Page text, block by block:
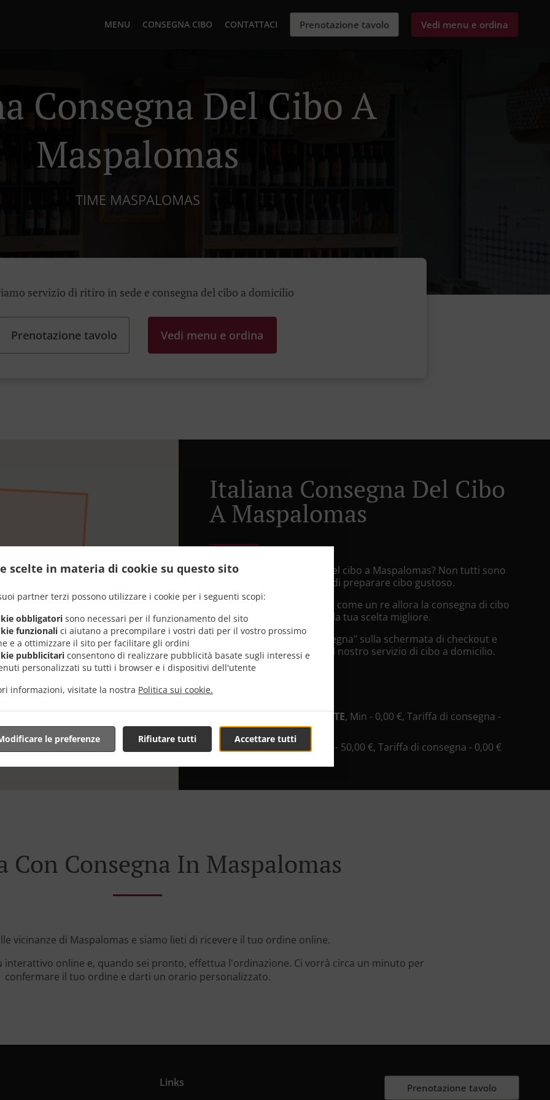
scelte in materia di cookie su questo sito
partner terzi possono utilizzare i cookie per i seguenti scopi:
obbligatori sono necessari per il funzionamento del sito
funzionali ci aiutano a precompilare i vostri dati per il vostro prossimo
e a ottimizzare il sito per facilitare gli ordini
pubblicitari consentono di realizzare pubblicità basate sugli interessi e
personalizzati su tutti i browser e i dispositivi dell'utente
informazioni, visitate la nostra Politica sui cookie.
Accettare tutti
Rifiutare tutti
le preferenze
MENU CONSEGNA CIBO CONTATTACI Prenotazione tavolo Vedi menu e ordina
Consegna Del Cibo A
Maspalomas
TIME MASPALOMAS
servizio di ritiro in sede e consegna del cibo a domicilio
Prenotazione tavolo Vedi menu e ordina
Italiana Consegna Del Cibo
A Maspalomas
Cerchi Italiana Consegna del cibo a Maspalomas? Non tutti sono
in grado o hanno il tempo di preparare cibo gustoso.
Quando vuoi venire servito come un re allora la consegna di cibo
da Time Maspalomas sarà la tua scelta migliore.
Ti basta selezionare "Consegna" sulla schermata di checkout e
speriamo che apprezzerà il nostro servizio di cibo a domicilio.
Tariffa di consegna
DELIVERY RESTAURANTE, Min - 0,00 €, Tariffa di consegna -
0,00 €
TIME FOOD SHOP, Min - 50,00 €, Tariffa di consegna - 0,00 €
Con Consegna In Maspalomas
vicinanze di Maspalomas e siamo lieti di ricevere il tuo ordine online.
interattivo online e, quando sei pronto, effettua l'ordinazione. Ci vorrà circa un minuto per
confermare il tuo ordine e darti un orario personalizzato.
Links Prenotazione tavolo